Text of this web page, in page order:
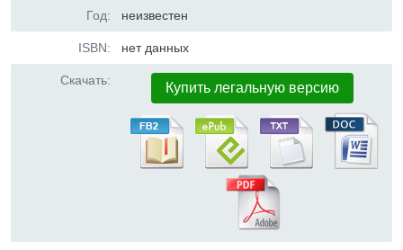
Год: неизвестен
ISBN: нет данных
Скачать: Купить легальную версию